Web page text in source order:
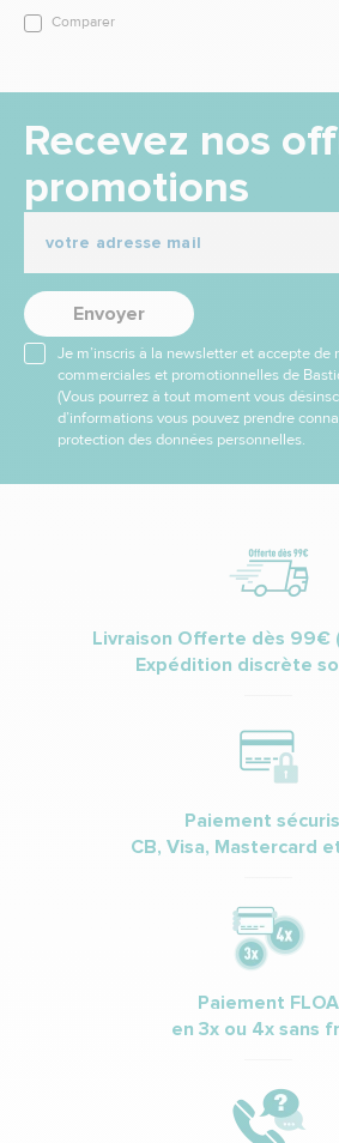
Comparer
Recevez nos
promotions
Envoyer
Je m’inscris à la newsletter et accepte
commerciales et promotionnelles de
(Vous pourrez à tout moment vous
d’informations vous pouvez prendre
protection des données personnelles.
Livraison Offerte dès 99€
Expédition discrète
Paiement
CB, Visa, Mastercard
Paiement FLOA
en 3x ou 4x sans